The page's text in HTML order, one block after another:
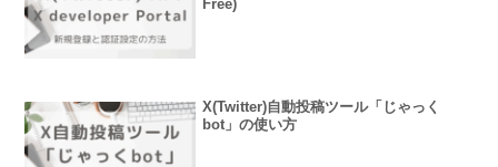
Free)
X(Twitter)自動投稿ツール「じゃっく
bot」の使い方